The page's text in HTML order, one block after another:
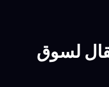
لسوق